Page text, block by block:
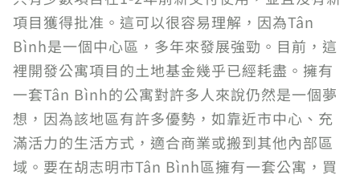
項目獲得批准。這可以很容易理解，因為Tân
Bình是一個中心區，多年來發展強勁。目前，這
裡開發公寓項目的土地基金幾乎已經耗盡。擁有
一套Tân Bình的公寓對許多人來說仍然是一個夢
想，因為該地區有許多優勢，如靠近市中心、充
滿活力的生活方式，適合商業或搬到其他內部區
域。要在胡志明市Tân Bình區擁有一套公寓，買